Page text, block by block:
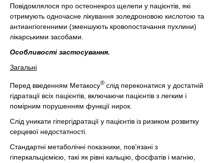
Повідомлялося про остеонекроз щелепи у пацієнтів, які
отримують одночасне лікування золедроновою кислотою та
антиангіогенними (зменшують кровопостачання пухлини)
лікарськими засобами.
Особливості застосування.
Загальні
Перед введенням Метакосу® слід переконатися у достатній
гідратації всіх пацієнтів, включаючи пацієнтів з легким і
помірним порушенням функції нирок.
Слід уникати гіпергідратації у пацієнтів із ризиком розвитку
серцевої недостатності.
Стандартні метаболічні показники, пов’язані з
гіперкальціємією, такі як рівні кальцію, фосфатів і магнію,